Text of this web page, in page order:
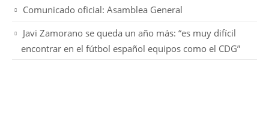
Comunicado oficial: Asamblea General
Javi Zamorano se queda un año más: “es muy difícil
encontrar en el fútbol español equipos como el CDG”